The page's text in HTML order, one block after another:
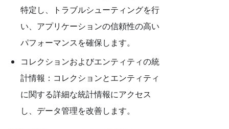
特定し、トラブルシューティングを行
い、アプリケーションの信頼性の高い
パフォーマンスを確保します。
コレクションおよびエンティティの統
計情報：コレクションとエンティティ
に関する詳細な統計情報にアクセス
し、データ管理を改善します。